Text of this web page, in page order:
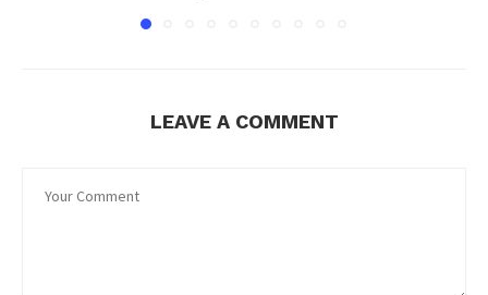
LEAVE A COMMENT